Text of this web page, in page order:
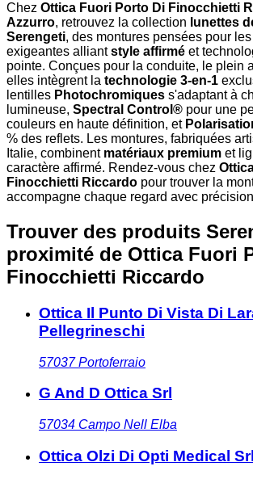
Chez Ottica Fuori Porto Di Finocchietti
Azzurro, retrouvez la collection lunettes
Serengeti, des montures pensées pour
exigeantes alliantstyle affirmé et
pointe. Conçues pour la conduite, le plein
elles intègrent la technologie 3-en-1
lentilles Photochromiques s'adaptant à
lumineuse, Spectral Control® pour une
couleurs en haute définition, et
% des reflets. Les montures, fabriquées
Italie, combinent matériaux premium et
caractère affirmé. Rendez-vous chez
Finocchietti Riccardo pour trouver la
accompagne chaque regard avec
Trouver des produits
proximité de Ottica Fuori
Finocchietti Riccardo
Ottica Il Punto Di Vista Di
Pellegrineschi
57037 Portoferraio
G And D Ottica Srl
57034 Campo Nell Elba
Ottica Olzi Di Opti Medical Srl